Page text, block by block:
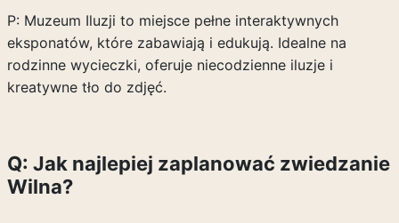
P: Muzeum Iluzji to miejsce pełne interaktywnych
eksponatów, które zabawiają i edukują. Idealne na
rodzinne wycieczki, oferuje niecodzienne iluzje i
kreatywne tło do zdjęć.
Q: Jak najlepiej zaplanować zwiedzanie
Wilna?